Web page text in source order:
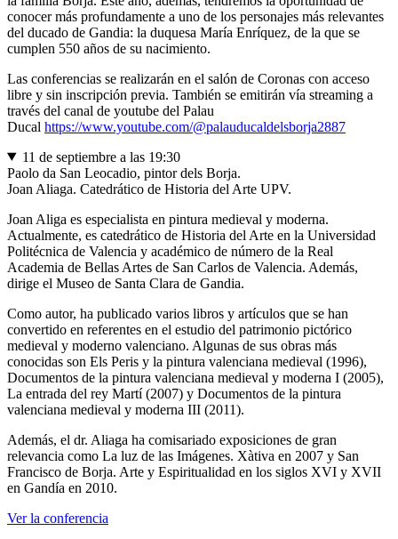
conocer más profundamente a uno de los personajes más relevantes
del ducado de Gandia: la duquesa María Enríquez, de la que se
cumplen 550 años de su nacimiento.
Las conferencias se realizarán en el salón de Coronas con acceso
libre y sin inscripción previa. También se emitirán vía streaming a
través del canal de youtube del Palau
Ducal https://www.youtube.com/@palauducaldelsborja2887
11 de septiembre a las 19:30
Paolo da San Leocadio, pintor dels Borja.
Joan Aliaga. Catedrático de Historia del Arte UPV.
Joan Aliga es especialista en pintura medieval y moderna.
Actualmente, es catedrático de Historia del Arte en la Universidad
Politécnica de Valencia y académico de número de la Real
Academia de Bellas Artes de San Carlos de Valencia. Además,
dirige el Museo de Santa Clara de Gandia.
Como autor, ha publicado varios libros y artículos que se han
convertido en referentes en el estudio del patrimonio pictórico
medieval y moderno valenciano. Algunas de sus obras más
conocidas son Els Peris y la pintura valenciana medieval (1996),
Documentos de la pintura valenciana medieval y moderna I (2005),
La entrada del rey Martí (2007) y Documentos de la pintura
valenciana medieval y moderna III (2011).
Además, el dr. Aliaga ha comisariado exposiciones de gran
relevancia como La luz de las Imágenes. Xàtiva en 2007 y San
Francisco de Borja. Arte y Espiritualidad en los siglos XVI y XVII
en Gandía en 2010.
Ver la conferencia